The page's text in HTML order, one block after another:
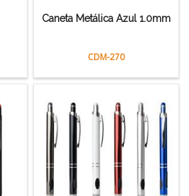
Caneta Metálica Azul 1.0mm
CDM-270